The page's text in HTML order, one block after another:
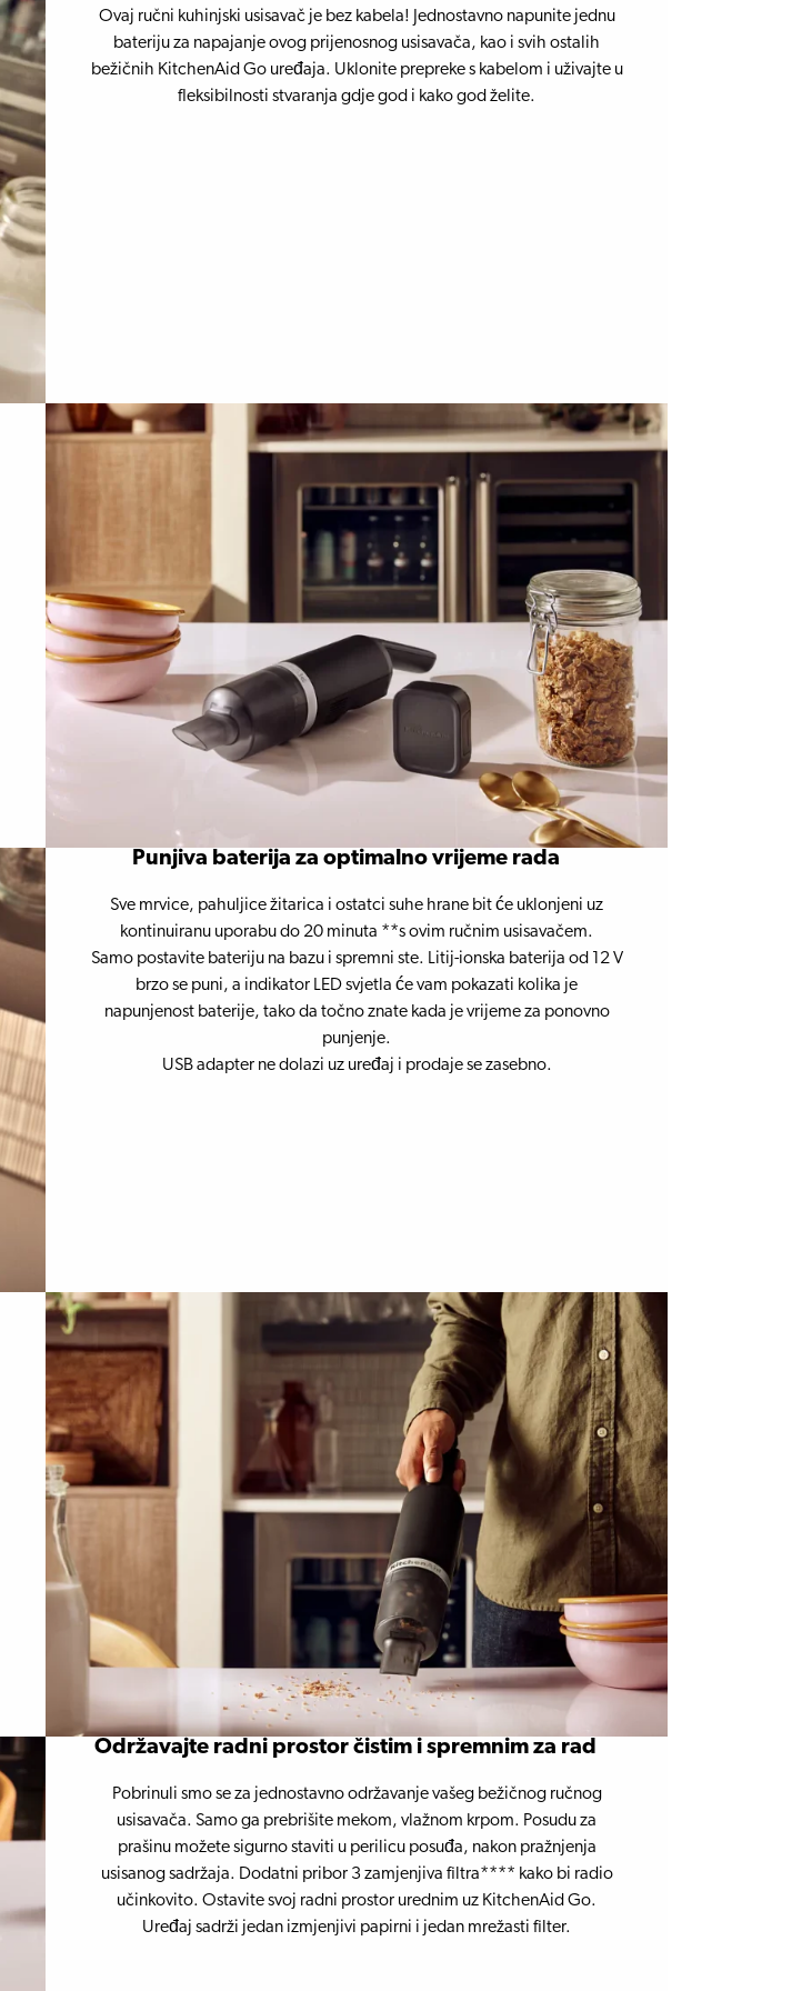
Ovaj ručni kuhinjski usisavač je bez kabela! Jednostavno napunite jednu
bateriju za napajanje ovog prijenosnog usisavača, kao i svih ostalih
bežičnih KitchenAid Go uređaja. Uklonite prepreke s kabelom i uživajte u
fleksibilnosti stvaranja gdje god i kako god želite.
Punjiva baterija za optimalno vrijeme rada
Sve mrvice, pahuljice žitarica i ostatci suhe hrane bit će uklonjeni uz
kontinuiranu uporabu do 20 minuta **s ovim ručnim usisavačem.
Samo postavite bateriju na bazu i spremni ste. Litij-ionska baterija od 12 V
brzo se puni, a indikator LED svjetla će vam pokazati kolika je
napunjenost baterije, tako da točno znate kada je vrijeme za ponovno
punjenje.
USB adapter ne dolazi uz uređaj i prodaje se zasebno.
Održavajte radni prostor čistim i spremnim za rad
Pobrinuli smo se za jednostavno održavanje vašeg bežičnog ručnog
usisavača. Samo ga prebrišite mekom, vlažnom krpom. Posudu za
prašinu možete sigurno staviti u perilicu posuđa, nakon pražnjenja
usisanog sadržaja. Dodatni pribor 3 zamjenjiva filtra**** kako bi radio
učinkovito. Ostavite svoj radni prostor urednim uz KitchenAid Go.
Uređaj sadrži jedan izmjenjivi papirni i jedan mrežasti filter.